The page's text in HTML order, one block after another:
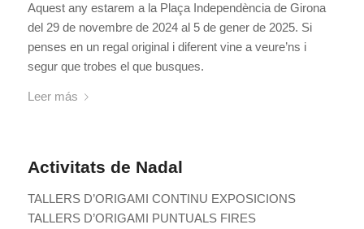
Aquest any estarem a la Plaça Independència de Girona
del 29 de novembre de 2024 al 5 de gener de 2025. Si
penses en un regal original i diferent vine a veure’ns i
segur que trobes el que busques.
Leer más
Activitats de Nadal
TALLERS D’ORIGAMI CONTINU EXPOSICIONS
TALLERS D’ORIGAMI PUNTUALS FIRES